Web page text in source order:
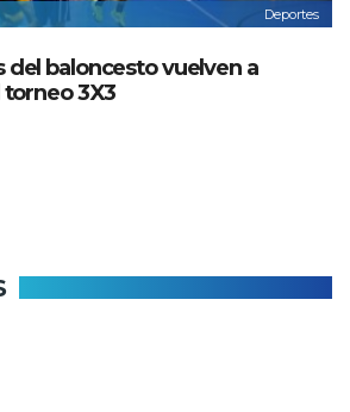
Deportes
del baloncesto vuelven a
3X3